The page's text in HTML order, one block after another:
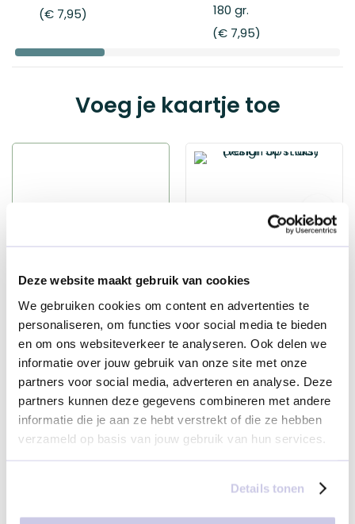
Deze website maakt gebruik van cookies
We gebruiken cookies om content en advertenties te
personaliseren, om functies voor social media te bieden
en om ons websiteverkeer te analyseren. Ook delen we
informatie over jouw gebruik van onze site met onze
partners voor social media, adverteren en analyse. Deze
partners kunnen deze gegevens combineren met andere
informatie die je aan ze hebt verstrekt of die ze hebben
verzameld op basis van jouw gebruik van hun services.
Details tonen
€ 7,95
180 gr.
€ 7,95
Voeg je kaartje toe
Geen kaartje
Design op maat
(vanaf 50 stuks)
€ 2,50
Selecteer je bezorgservice
Ja
Nee